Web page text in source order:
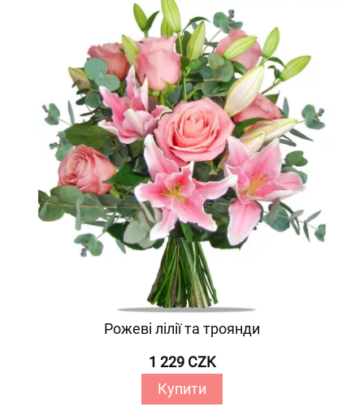
Рожеві лілії та троянди
1 229 CZK
Купити